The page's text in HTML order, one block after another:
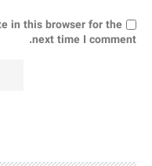
in this browser for the
next time I comment.